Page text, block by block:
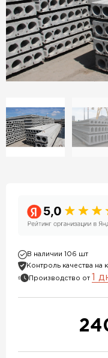
В наличии 106 шт
Контроль качества на
Производство от 1